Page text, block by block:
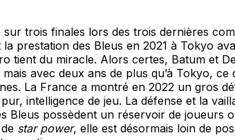
sur trois finales lors des trois dernières
prestation des Bleus en 2021 à Tokyo
tient du miracle. Alors certes, Batum et
avec deux ans de plus qu’à Tokyo, ce
La France a montré en 2022 un gros
intelligence de jeu. La défense et la
Bleus possèdent un réservoir de joueurs
star power, elle est désormais loin de